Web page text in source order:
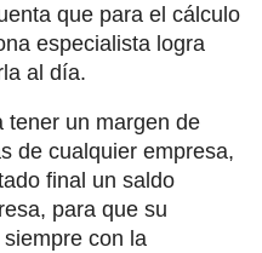
que para el cálculo
especialista logra
al día.
tener un margen de
de cualquier empresa,
final un saldo
para que su
con la